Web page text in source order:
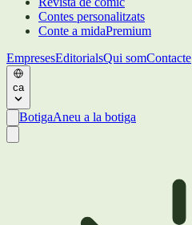
Contes personalitzats
Conte a midaPremium
EmpresesEditorialsQui somContacte
ca
BotigaAneu a la botiga